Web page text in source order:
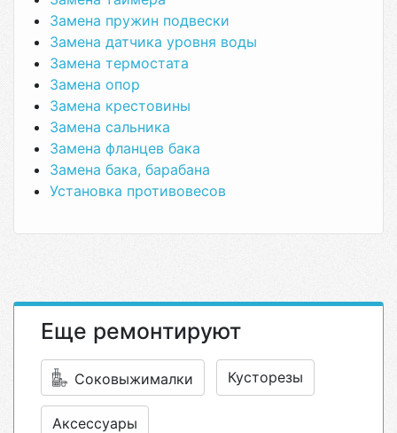
Замена пружин подвески
Замена датчика уровня воды
Замена термостата
Замена опор
Замена крестовины
Замена сальника
Замена фланцев бака
Замена бака, барабана
Установка противовесов
Еще ремонтируют
Соковыжималки Кусторезы
Аксессуары